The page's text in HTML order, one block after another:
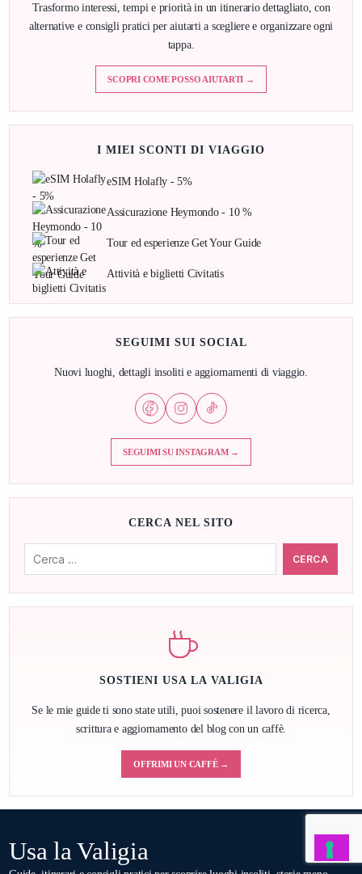
Trasformo interessi, tempi e priorità in un itinerario dettagliato, con
alternative e consigli pratici per aiutarti a scegliere e organizzare ogni
tappa.
SCOPRI COME POSSO AIUTARTI →
I MIEI SCONTI DI VIAGGIO
eSIM Holafly - 5%
Assicurazione Heymondo - 10 %
Tour ed esperienze Get Your Guide
Attività e biglietti Civitatis
SEGUIMI SUI SOCIAL
Nuovi luoghi, dettagli insoliti e aggiornamenti di viaggio.
SEGUIMI SU INSTAGRAM →
CERCA NEL SITO
SOSTIENI USA LA VALIGIA
Se le mie guide ti sono state utili, puoi sostenere il lavoro di ricerca,
scrittura e aggiornamento del blog con un caffè.
OFFRIMI UN CAFFÈ →
Usa la Valigia